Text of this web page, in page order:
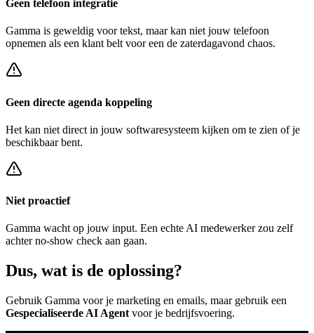
Geen telefoon integratie
Gamma is geweldig voor tekst, maar kan niet jouw telefoon
opnemen als een klant belt voor een de zaterdagavond chaos.
Geen directe agenda koppeling
Het kan niet direct in jouw softwaresysteem kijken om te zien of je
beschikbaar bent.
Niet proactief
Gamma wacht op jouw input. Een echte AI medewerker zou zelf
achterno-show check aan gaan.
Dus, wat is de oplossing?
Gebruik Gamma voor je marketing en emails, maar gebruik een
Gespecialiseerde AI Agent voor je bedrijfsvoering.